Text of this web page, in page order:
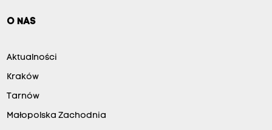
O NAS
Aktualności
Kraków
Tarnów
Małopolska Zachodnia